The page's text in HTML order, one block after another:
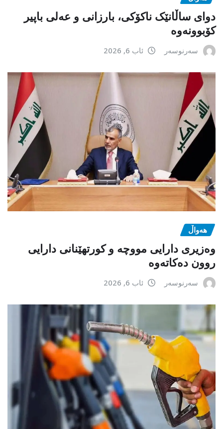
دوای ساڵانێک ناکۆکی، بارزانی و عەلی باپیر
کۆبوونەوە
سەرنوسەر ئاب 6, 2026
هەواڵ
وەزیری دارایی مووچە و کورتهێنانی دارایی
روون دەکاتەوە
سەرنوسەر ئاب 6, 2026